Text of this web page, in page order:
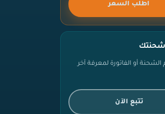
اطلب السعر
شحنتك
أو الفاتورة لمعرفة آخر
تتبع الآن